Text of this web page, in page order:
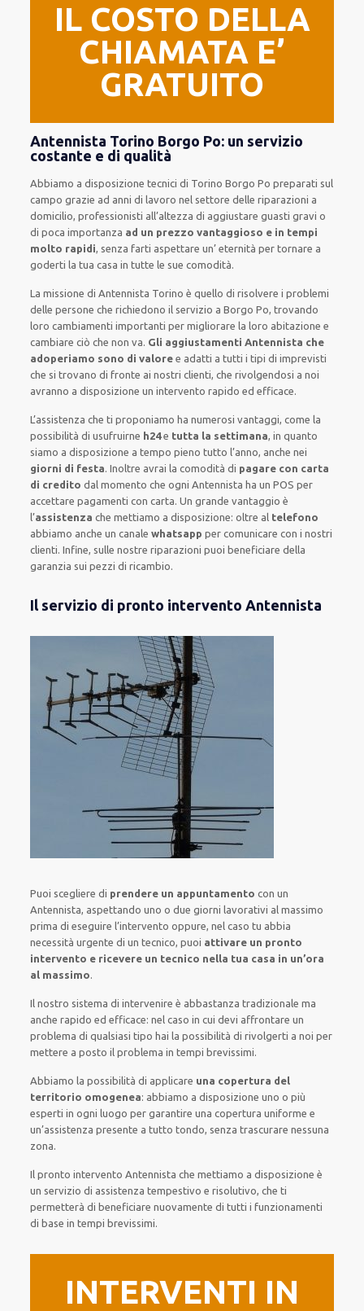
IL COSTO DELLA
CHIAMATA E’
GRATUITO
Antennista Torino Borgo Po: un servizio
costante e di qualità
Abbiamo a disposizionetecnici di Torino Borgo Po preparati sul
campo grazie ad anni di lavoronel settore delle riparazioni a
domicilio, professionisti all’altezza di aggiustare guasti gravi o
di poca importanza ad un prezzo vantaggioso e in tempi
molto rapidi, senza farti aspettare un’ eternità per tornare a
goderti la tua casa in tutte le sue comodità.
La missione di Antennista Torino è quello di risolvere i problemi
delle persone cherichiedono il servizio a Borgo Po, trovando
lorocambiamenti importanti per migliorare la loro abitazione e
cambiare ciò che non va. Gli aggiustamenti Antennista che
adoperiamo sono di valore e adatti a tutti i tipi di imprevisti
che si trovano di fronte ai nostri clienti, che rivolgendosi a noi
avranno a disposizione un interventorapido ed efficace.
L’assistenza che tiproponiamo ha numerosi vantaggi, come la
possibilità di usufruirne h24e tutta la settimana, in quanto
siamo a disposizione a tempo pieno tutto l’anno, anche nei
giorni di festa.Inoltre avrai la comodità di pagare con carta
di credito dal momento che ogni Antennista haun POSper
accettare pagamenticon carta.Un grande vantaggio è
l’assistenza che mettiamo a disposizione: oltre al telefono
abbiamo anche uncanale whatsappper comunicare con i nostri
clienti.Infine, sulle nostre riparazioni puoi beneficiare della
garanzia sui pezzi di ricambio.
Il servizio di pronto intervento Antennista
Puoi scegliere di prendere un appuntamento con un
Antennista, aspettandouno o due giorni lavorativi al massimo
prima dieseguire l’intervento oppure, nel caso tu abbia
necessità urgente di un tecnico, puoi attivare un pronto
intervento e ricevere un tecnico nella tua casa in un’ora
al massimo.
Il nostro sistema di intervenire è abbastanza tradizionale ma
anche rapido ed efficace: nel caso in cuidevi affrontareun
problema di qualsiasi tipo hai la possibilità di rivolgerti a noi per
mettere a posto ilproblema in tempi brevissimi.
Abbiamo la possibilità di applicare una copertura del
territorio omogenea: abbiamo a disposizione uno o più
esperti in ogni luogo pergarantire una coperturauniforme e
un’assistenza presente atutto tondo, senzatrascurarenessuna
zona.
Il pronto intervento Antennistache mettiamo a disposizione è
un servizio di assistenza tempestivo e risolutivo, che ti
permetterà di beneficiare nuovamente di tutti i funzionamenti
di base in tempi brevissimi.
INTERVENTI IN